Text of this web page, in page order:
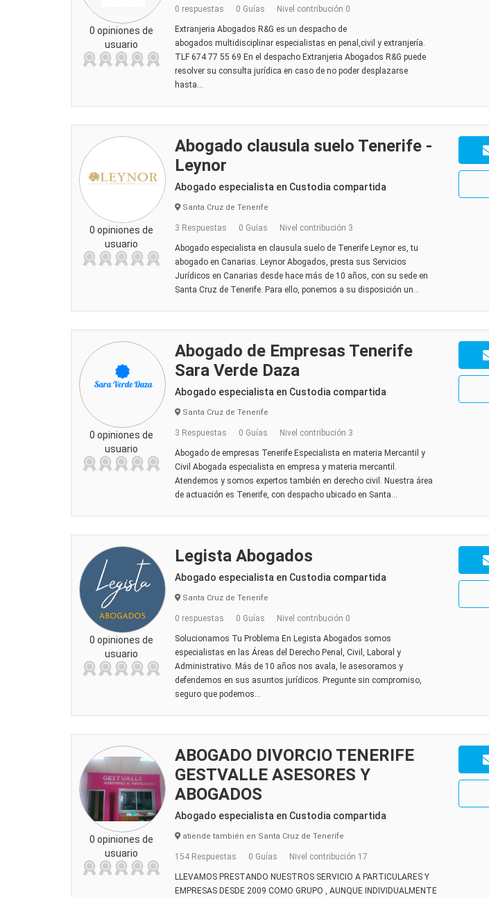
0 opiniones de
usuario
0 respuestas 0 Guías Nivel contribución 0
Extranjeria Abogados R&G es un despacho de
abogados multidisciplinar especialistas en penal,civil y extranjería.
TLF 674 77 55 69 En el despacho Extranjeria Abogados R&G puede
resolver su consulta jurídica en caso de no poder desplazarse
hasta...
0 opiniones de
usuario
Abogado clausula suelo Tenerife -
Leynor
Abogado especialista en Custodia compartida
Santa Cruz de Tenerife
3 Respuestas 0 Guías Nivel contribución 3
Abogado especialista en clausula suelo de Tenerife Leynor es, tu
abogado en Canarias. Leynor Abogados, presta sus Servicios
Jurídicos en Canarias desde hace más de 10 años, con su sede en
Santa Cruz de Tenerife. Para ello, ponemos a su disposición un...
0 opiniones de
usuario
Abogado de Empresas Tenerife
Sara Verde Daza
Abogado especialista en Custodia compartida
Santa Cruz de Tenerife
3 Respuestas 0 Guías Nivel contribución 3
Abogado de empresas Tenerife Especialista en materia Mercantil y
Civil Abogada especialista en empresa y materia mercantil.
Atendemos y somos expertos también en derecho civil. Nuestra área
de actuación es Tenerife, con despacho ubicado en Santa...
0 opiniones de
usuario
Legista Abogados
Abogado especialista en Custodia compartida
Santa Cruz de Tenerife
0 respuestas 0 Guías Nivel contribución 0
Solucionamos Tu Problema En Legista Abogados somos
especialistas en las Áreas del Derecho Penal, Civil, Laboral y
Administrativo. Más de 10 años nos avala, le asesoramos y
defendemos en sus asuntos jurídicos. Pregunte sin compromiso,
seguro que podemos...
0 opiniones de
usuario
ABOGADO DIVORCIO TENERIFE
GESTVALLE ASESORES Y
ABOGADOS
Abogado especialista en Custodia compartida
atiende también en Santa Cruz de Tenerife
154 Respuestas 0 Guías Nivel contribución 17
LLEVAMOS PRESTANDO NUESTROS SERVICIO A PARTICULARES Y
EMPRESAS DESDE 2009 COMO GRUPO , AUNQUE INDIVIDUALMENTE